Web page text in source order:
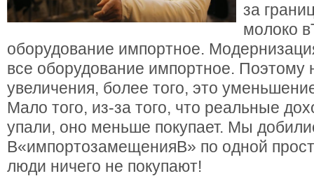
за
молоко
оборудование импортное.
все оборудование импортное. Поэтому
увеличения, более того, это
Мало того, из-за того, что реальные
упали, оно меньше покупает. Мы
В«импортозамещенияВ» по одной
люди ничего не покупают!